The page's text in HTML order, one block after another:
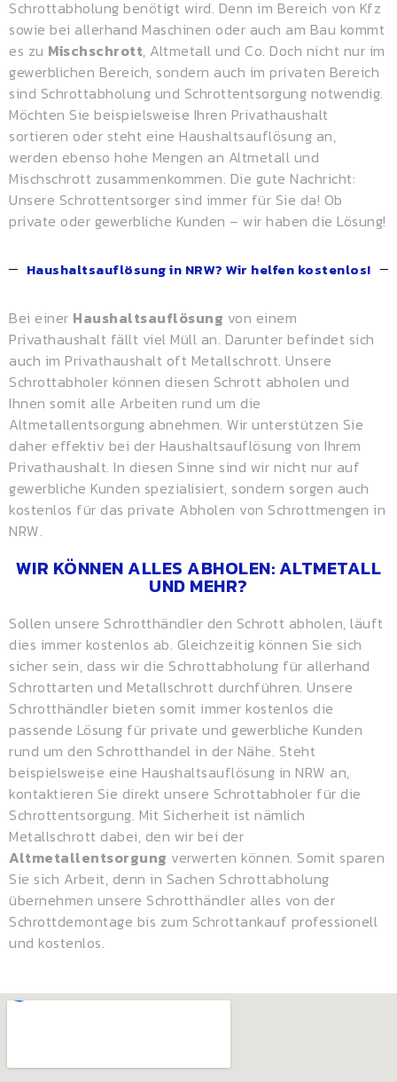
Schrottabholung benötigt wird. Denn im Bereich von Kfz
sowie bei allerhand Maschinen oder auch am Bau kommt
es zu Mischschrott, Altmetall und Co. Doch nicht nur im
gewerblichen Bereich, sondern auch im privaten Bereich
sind Schrottabholung und Schrottentsorgung notwendig.
Möchten Sie beispielsweise Ihren Privathaushalt
sortieren oder steht eine Haushaltsauflösung an,
werden ebenso hohe Mengen an Altmetall und
Mischschrott zusammenkommen. Die gute Nachricht:
Unsere Schrottentsorger sind immer für Sie da! Ob
private oder gewerbliche Kunden – wir haben die Lösung!
Haushaltsauflösung in NRW? Wir helfen kostenlos!
Bei einer Haushaltsauflösung von einem
Privathaushalt fällt viel Müll an. Darunter befindet sich
auch im Privathaushalt oft Metallschrott. Unsere
Schrottabholer können diesen Schrott abholen und
Ihnen somit alle Arbeiten rund um die
Altmetallentsorgung abnehmen. Wir unterstützen Sie
daher effektiv bei der Haushaltsauflösung von Ihrem
Privathaushalt. In diesen Sinne sind wir nicht nur auf
gewerbliche Kunden spezialisiert, sondern sorgen auch
kostenlos für das private Abholen von Schrottmengen in
NRW.
WIR KÖNNEN ALLES ABHOLEN: ALTMETALL
UND MEHR?
Sollen unsere Schrotthändler den Schrott abholen, läuft
dies immer kostenlos ab. Gleichzeitig können Sie sich
sicher sein, dass wir die Schrottabholung für allerhand
Schrottarten und Metallschrott durchführen. Unsere
Schrotthändler bieten somit immer kostenlos die
passende Lösung für private und gewerbliche Kunden
rund um den Schrotthandel in der Nähe. Steht
beispielsweise eine Haushaltsauflösung in NRW an,
kontaktieren Sie direkt unsere Schrottabholer für die
Schrottentsorgung. Mit Sicherheit ist nämlich
Metallschrott dabei, den wir bei der
Altmetallentsorgung verwerten können. Somit sparen
Sie sich Arbeit, denn in Sachen Schrottabholung
übernehmen unsere Schrotthändler alles von der
Schrottdemontage bis zum Schrottankauf professionell
und kostenlos.